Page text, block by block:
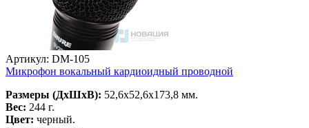
Артикул: DM-105
Микрофон вокальный кардиоидный проводной
Размеры (ДхШхВ): 52,6х52,6х173,8 мм.
Вес: 244 г.
Цвет: черный.